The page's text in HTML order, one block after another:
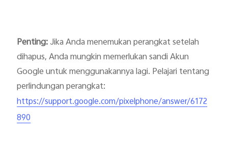
Penting: Jika Anda menemukan perangkat setelah
dihapus, Anda mungkin memerlukan sandi Akun
Google untuk menggunakannya lagi. Pelajari tentang
https://support.google.com/pixelphone/answer/6172
890